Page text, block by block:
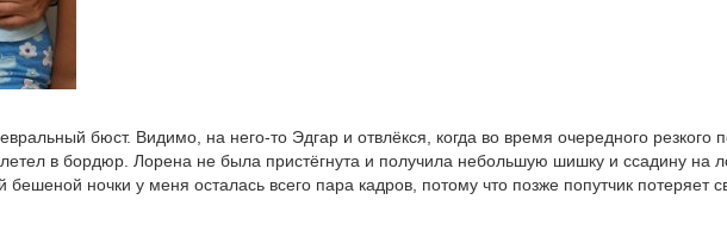
бюст. Видимо, на него-то Эдгар и отвлёкся, когда во время очередного резкого
в бордюр. Лорена не была пристёгнута и получила небольшую шишку и ссадину на
ночки у меня осталась всего пара кадров, потому что позже попутчик потеряет